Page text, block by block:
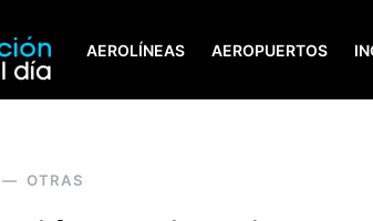
AEROLÍNEAS AEROPUERTOS
OTRAS